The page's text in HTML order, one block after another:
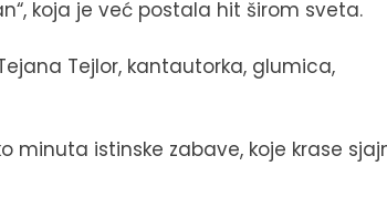
koja je već postala hit širom sveta.
Tejlor, kantautorka, glumica,
minuta istinske zabave, koje krase